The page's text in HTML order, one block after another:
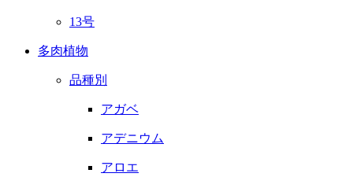
13号
多肉植物
品種別
アガベ
アデニウム
アロエ